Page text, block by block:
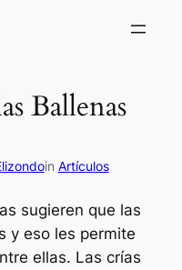
Ballenas
in Artículos
sugieren que las
y eso les permite
ellas. Las crías